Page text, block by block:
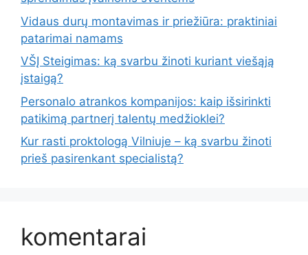
Vidaus durų montavimas ir priežiūra: praktiniai
patarimai namams
VŠĮ Steigimas: ką svarbu žinoti kuriant viešąją
įstaigą?
Personalo atrankos kompanijos: kaip išsirinkti
patikimą partnerį talentų medžioklei?
Kur rasti proktologą Vilniuje – ką svarbu žinoti
prieš pasirenkant specialistą?
komentarai